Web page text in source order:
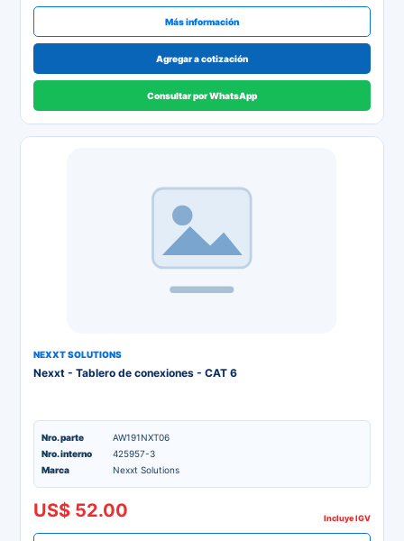
Más información
Agregar a cotización
Consultar por WhatsApp
NEXXT SOLUTIONS
Nexxt - Tablero de conexiones - CAT 6
Nro. parte
AW191NXT06
Nro. interno
425957-3
Marca
Nexxt Solutions
US$ 52.00 Incluye IGV